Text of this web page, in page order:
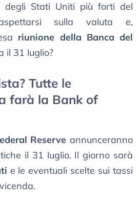
degli Stati Uniti più forti del
sulla valuta e,
riunione della Banca del
il 31 luglio?
Tutte le
farà la Bank of
Reserve annunceranno
il 31 luglio. Il giorno sarà
e le eventuali scelte sui tassi